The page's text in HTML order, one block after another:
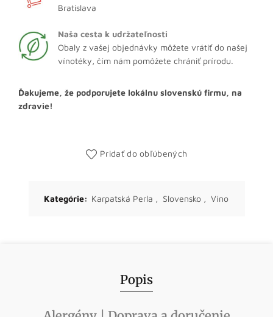
Bratislava
Naša cesta k udržateľnosti
Obaly z vašej objednávky môžete vrátiť do našej
vínotéky, čím nám pomôžete chrániť prírodu.
Ďakujeme, že podporujete lokálnu slovenskú firmu, na
zdravie!
Pridať do obľúbených
Kategórie: Karpatská Perla , Slovensko , Víno
Popis